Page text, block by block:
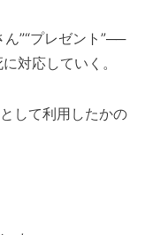
”“プレゼント”──
対応していく。
して利用したかの